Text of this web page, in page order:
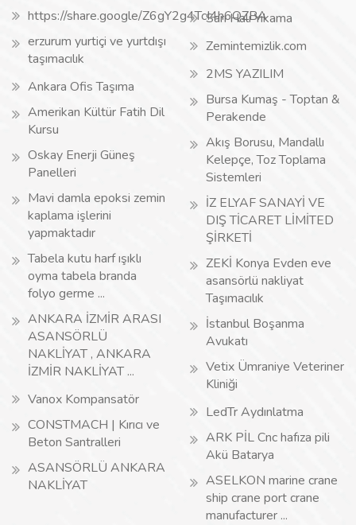
https://share.google/Z6gY2g4TcI4h6QZBA
erzurum yurtiçi ve yurtdışı
taşımacılık
Ankara Ofis Taşıma
Amerikan Kültür Fatih Dil
Kursu
Oskay Enerji Güneş
Panelleri
Mavi damla epoksi zemin
kaplama işlerini
yapmaktadır
Tabela kutu harf ışıklı
oyma tabela branda
folyo germe ...
ANKARA İZMİR ARASI
ASANSÖRLÜ
NAKLİYAT , ANKARA
İZMİR NAKLİYAT ...
Vanox Kompansatör
CONSTMACH | Kırıcı ve
Beton Santralleri
ASANSÖRLÜ ANKARA
NAKLİYAT
Sarı Halı Yıkama
Zemintemizlik.com
2MS YAZILIM
Bursa Kumaş - Toptan &
Perakende
Akış Borusu, Mandallı
Kelepçe, Toz Toplama
Sistemleri
İZ ELYAF SANAYİ VE
DIŞ TİCARET LİMİTED
ŞİRKETİ
ZEKİ Konya Evden eve
asansörlü nakliyat
Taşımacılık
İstanbul Boşanma
Avukatı
Vetix Ümraniye Veteriner
Kliniği
LedTr Aydınlatma
ARK PİL Cnc hafıza pili
Akü Batarya
ASELKON marine crane
ship crane port crane
manufacturer ...